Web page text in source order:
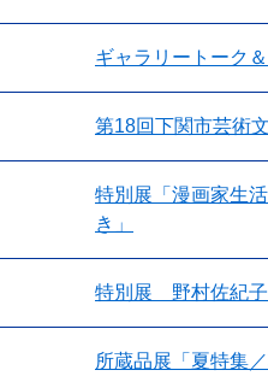
ギャラリートーク
第18回下関市芸術
特別展「漫画家生
き」
特別展 野村佐紀子
所蔵品展「夏特集